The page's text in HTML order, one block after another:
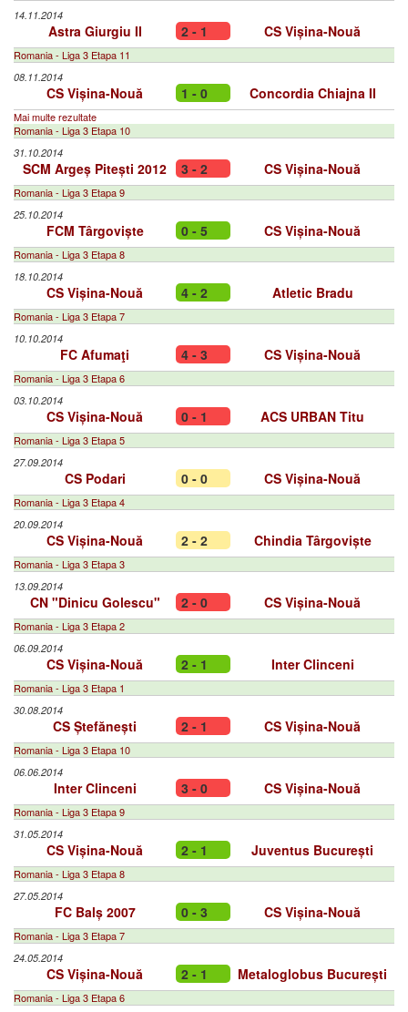
14.11.2014
Astra Giurgiu II 2 - 1 CS Vișina-Nouă
Romania - Liga 3 Etapa 11
08.11.2014
CS Vișina-Nouă 1 - 0 Concordia Chiajna II
Mai multe rezultate
Romania - Liga 3 Etapa 10
31.10.2014
SCM Argeș Pitești 2012 3 - 2 CS Vișina-Nouă
Romania - Liga 3 Etapa 9
25.10.2014
FCM Târgoviște 0 - 5 CS Vișina-Nouă
Romania - Liga 3 Etapa 8
18.10.2014
CS Vișina-Nouă 4 - 2 Atletic Bradu
Romania - Liga 3 Etapa 7
10.10.2014
FC Afumaţi 4 - 3 CS Vișina-Nouă
Romania - Liga 3 Etapa 6
03.10.2014
CS Vișina-Nouă 0 - 1 ACS URBAN Titu
Romania - Liga 3 Etapa 5
27.09.2014
CS Podari 0 - 0 CS Vișina-Nouă
Romania - Liga 3 Etapa 4
20.09.2014
CS Vișina-Nouă 2 - 2 Chindia Târgoviște
Romania - Liga 3 Etapa 3
13.09.2014
CN "Dinicu Golescu" 2 - 0 CS Vișina-Nouă
Romania - Liga 3 Etapa 2
06.09.2014
CS Vișina-Nouă 2 - 1 Inter Clinceni
Romania - Liga 3 Etapa 1
30.08.2014
CS Ștefănești 2 - 1 CS Vișina-Nouă
Romania - Liga 3 Etapa 10
06.06.2014
Inter Clinceni 3 - 0 CS Vișina-Nouă
Romania - Liga 3 Etapa 9
31.05.2014
CS Vișina-Nouă 2 - 1 Juventus București
Romania - Liga 3 Etapa 8
27.05.2014
FC Balș 2007 0 - 3 CS Vișina-Nouă
Romania - Liga 3 Etapa 7
24.05.2014
CS Vișina-Nouă 2 - 1 Metaloglobus București
Romania - Liga 3 Etapa 6